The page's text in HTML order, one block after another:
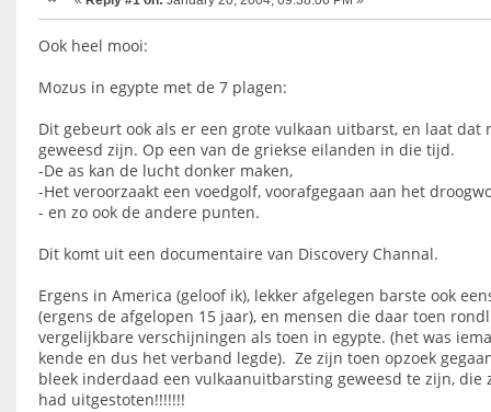
Ook heel mooi:
Mozus in egypte met de 7 plagen:
Dit gebeurt ook als er een grote vulkaan uitbarst, en laat dat
geweesd zijn. Op een van de griekse eilanden in die tijd.
-De as kan de lucht donker maken,
-Het veroorzaakt een voedgolf, voorafgegaan aan het
- en zo ook de andere punten.
Dit komt uit een documentaire van Discovery Channal.
Ergens in America (geloof ik), lekker afgelegen barste ook
(ergens de afgelopen 15 jaar), en mensen die daar toen
vergelijkbare verschijningen als toen in egypte. (het was
kende en dus het verband legde). Ze zijn toen opzoek
bleek inderdaad een vulkaanuitbarsting geweesd te zijn, die
had uitgestoten!!!!!!!